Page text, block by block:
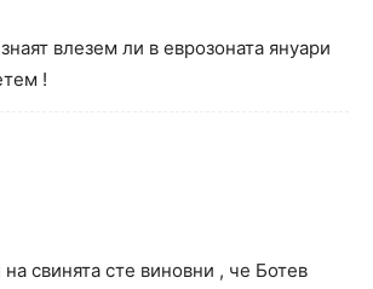
влезем ли в еврозоната януари
!
свинята сте виновни , че Ботев